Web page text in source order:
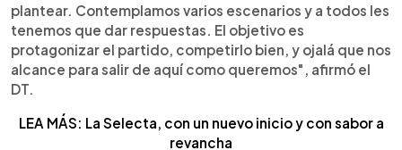
plantear. Contemplamos varios escenarios y a todos les
tenemos que dar respuestas. El objetivo es
protagonizar el partido, competirlo bien, y ojalá que nos
alcance para salir de aquí como queremos", afirmó el
DT.
LEA MÁS: La Selecta, con un nuevo inicio y con sabor a
revancha